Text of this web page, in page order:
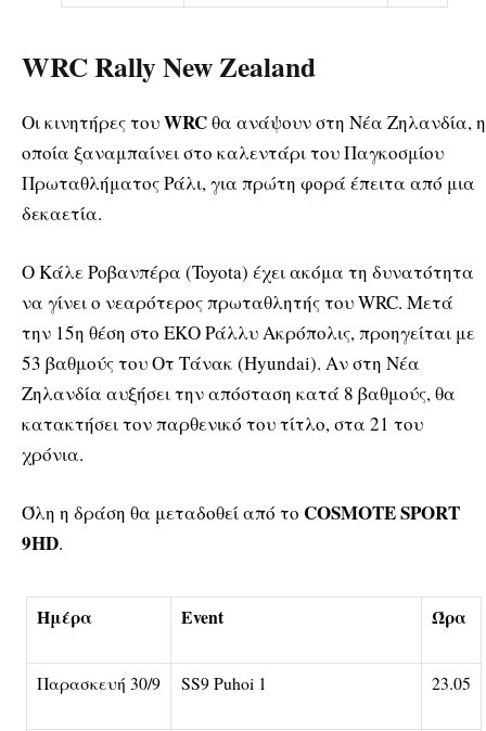
WRC Rally New Zealand
Οι κινητήρες τουWRCθα ανάψουν στη Νέα Ζηλανδία, η
οποία ξαναμπαίνει στο καλεντάρι του Παγκοσμίου
Πρωταθλήματος Ράλι, για πρώτη φορά έπειτα από μια
δεκαετία.
Ο Κάλε Ροβανπέρα (Toyota) έχει ακόμα τη δυνατότητα
να γίνει ο νεαρότερος πρωταθλητής του WRC. Μετά
την 15η θέση στο ΕΚΟ Ράλλυ Ακρόπολις, προηγείται με
53 βαθμούς του Οτ Τάνακ (Hyundai). Αν στη Νέα
Ζηλανδία αυξήσει την απόσταση κατά 8 βαθμούς, θα
κατακτήσει τον παρθενικό του τίτλο, στα 21 του
χρόνια.
Όλη η δράση θα μεταδοθεί από το COSMOTE SPORT
9HD.
Ημέρα Event Ώρα
Παρασκευή 30/9 SS9 Puhoi 1 23.05